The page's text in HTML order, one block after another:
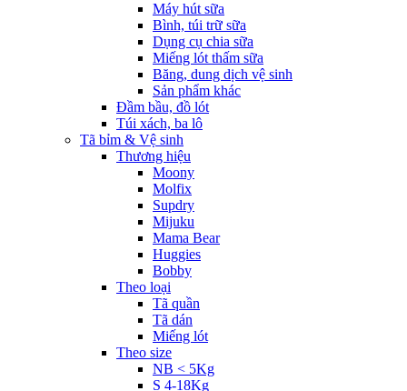
Máy hút sữa
Bình, túi trữ sữa
Dụng cụ chia sữa
Miếng lót thấm sữa
Băng, dung dịch vệ sinh
Sản phẩm khác
Đầm bầu, đồ lót
Túi xách, ba lô
Tã bỉm & Vệ sinh
Thương hiệu
Moony
Molfix
Supdry
Mijuku
Mama Bear
Huggies
Bobby
Theo loại
Tã quần
Tã dán
Miếng lót
Theo size
NB < 5Kg
S 4-18Kg